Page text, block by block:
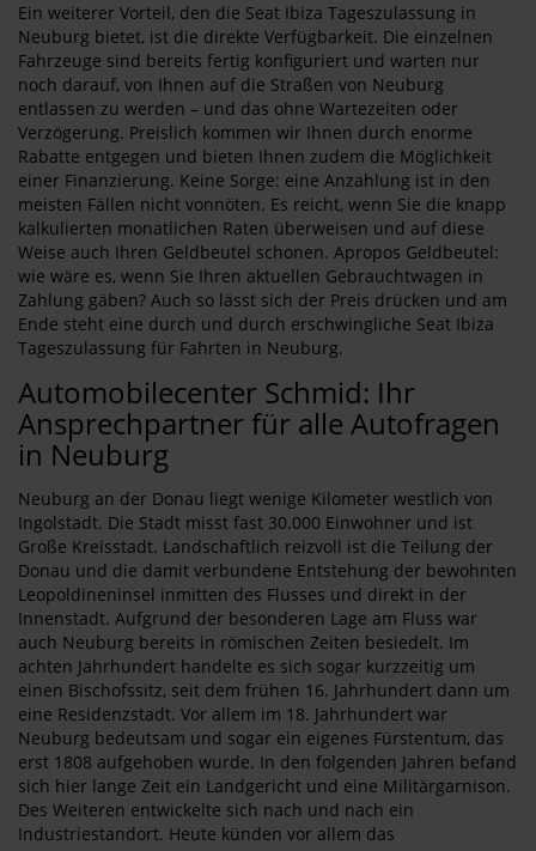
Ein weiterer Vorteil, den die Seat Ibiza Tageszulassung in
Neuburg bietet, ist die direkte Verfügbarkeit. Die einzelnen
Fahrzeuge sind bereits fertig konfiguriert und warten nur
noch darauf, von Ihnen auf die Straßen von Neuburg
entlassen zu werden – und das ohne Wartezeiten oder
Verzögerung. Preislich kommen wir Ihnen durch enorme
Rabatte entgegen und bieten Ihnen zudem die Möglichkeit
einer Finanzierung. Keine Sorge: eine Anzahlung ist in den
meisten Fällen nicht vonnöten. Es reicht, wenn Sie die knapp
kalkulierten monatlichen Raten überweisen und auf diese
Weise auch Ihren Geldbeutel schonen. Apropos Geldbeutel:
wie wäre es, wenn Sie Ihren aktuellen Gebrauchtwagen in
Zahlung gäben? Auch so lässt sich der Preis drücken und am
Ende steht eine durch und durch erschwingliche Seat Ibiza
Tageszulassung für Fahrten in Neuburg.
Automobilecenter Schmid: Ihr
Ansprechpartner für alle Autofragen
in Neuburg
Neuburg an der Donau liegt wenige Kilometer westlich von
Ingolstadt. Die Stadt misst fast 30.000 Einwohner und ist
Große Kreisstadt. Landschaftlich reizvoll ist die Teilung der
Donau und die damit verbundene Entstehung der bewohnten
Leopoldineninsel inmitten des Flusses und direkt in der
Innenstadt. Aufgrund der besonderen Lage am Fluss war
auch Neuburg bereits in römischen Zeiten besiedelt. Im
achten Jahrhundert handelte es sich sogar kurzzeitig um
einen Bischofssitz, seit dem frühen 16. Jahrhundert dann um
eine Residenzstadt. Vor allem im 18. Jahrhundert war
Neuburg bedeutsam und sogar ein eigenes Fürstentum, das
erst 1808 aufgehoben wurde. In den folgenden Jahren befand
sich hier lange Zeit ein Landgericht und eine Militärgarnison.
Des Weiteren entwickelte sich nach und nach ein
Industriestandort. Heute künden vor allem das